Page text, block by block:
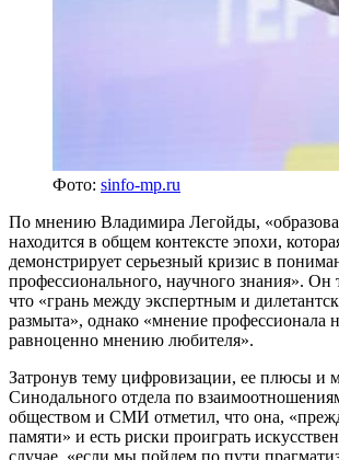
Фото: sinfo-mp.ru
По мнению Владимира Легойды,
находится в общем контексте эпохи,
демонстрирует серьезный кризис в
профессионального, научного знания». Он
что «грань между экспертным и
размыта», однако «мнение профессионала
равноценно мнению любителя».
Затронув тему цифровизации, ее плюсы и
Синодального отдела по
обществом и СМИ отметил, что она,
памяти» и есть риски проиграть
случае, «если мы пойдем по пути